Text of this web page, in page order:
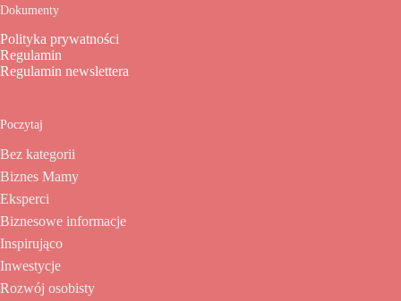
Dokumenty
Polityka prywatności
Regulamin
Regulamin newslettera
Poczytaj
Bez kategorii
Biznes Mamy
Eksperci
Biznesowe informacje
Inspirująco
Inwestycje
Rozwój osobisty